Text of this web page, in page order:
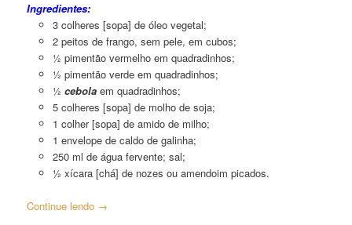
Ingredientes:
3 colheres [sopa] de óleo vegetal;
2 peitos de frango, sem pele, em cubos;
½ pimentão vermelho em quadradinhos;
½ pimentão verde em quadradinhos;
½ cebolaem quadradinhos;
5 colheres [sopa] de molho de soja;
1 colher [sopa] de amido de milho;
1 envelope de caldo de galinha;
250 ml de água fervente; sal;
½ xícara [chá] de nozes ou amendoim picados.
Continue lendo →